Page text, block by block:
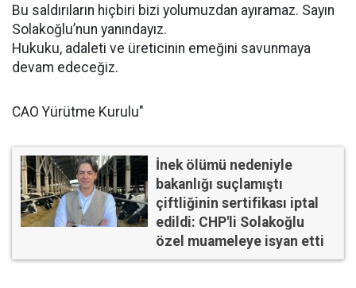
Bu saldırıların hiçbiri bizi yolumuzdan ayıramaz. Sayın
Solakoğlu’nun yanındayız.
Hukuku, adaleti ve üreticinin emeğini savunmaya
devam edeceğiz.
CAO Yürütme Kurulu"
İnek ölümü nedeniyle
bakanlığı suçlamıştı
çiftliğinin sertifikası iptal
edildi: CHP'li Solakoğlu
özel muameleye isyan etti